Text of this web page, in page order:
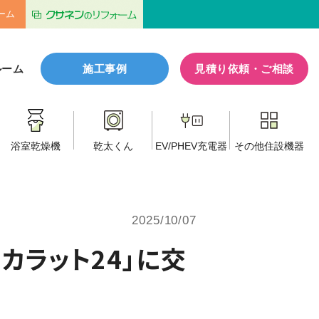
ム
ム 施工事例 見積り依頼・ご相談
浴室乾燥機 乾太くん EV/PHEV充電器 その他住設機器
2025/10/07
ット24」に交